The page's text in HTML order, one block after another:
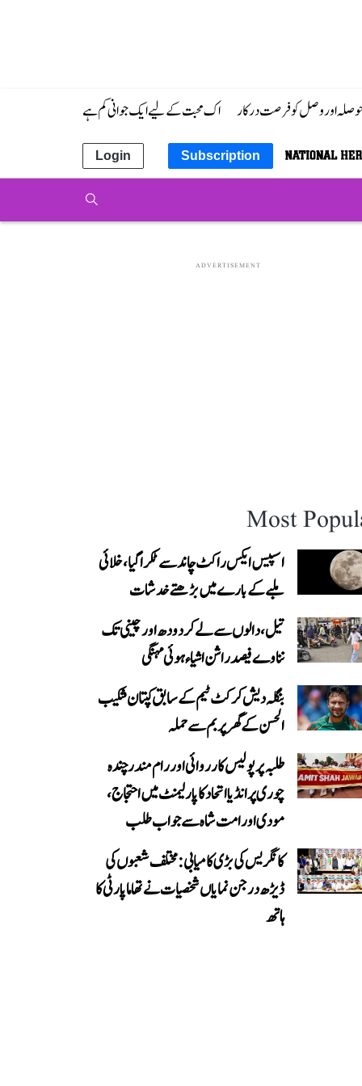
حوصلہ اور وصل کو فرصت درکار اک محبت کے لیے ایک جوانی کم ہے
Subscription
Login
ADVERTISEMENT
Most
اسپیس ایکس راکٹ چاند سے ٹکرا گیا، خلائی
ملبے کے بارے میں بڑھتے خدشات
تیل، دالوں سے لے کر دودھ اور چینی تک
نناوے فیصد راشن اشیاء ہوئی مہنگی
بنگلہ دیش کرکٹ ٹیم کے سابق کپتان شکیب
الحسن کے گھر پر بم سے حملہ
طلبہ پر پولیس کارروائی اور رام مندر چندہ
چوری پر انڈیا اتحاد کا پارلیمنٹ میں احتجاج،
مودی اور امت شاہ سے جواب طلب
کانگریس کی بڑی کامیابی: مختلف شعبوں کی
ڈیڑھ درجن نمایاں شخصیات نے تھاما پارٹی کا
ہاتھ